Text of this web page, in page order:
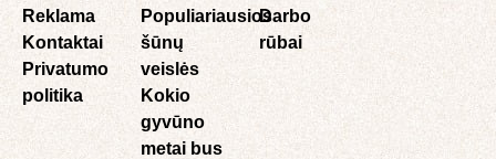
Reklama
Kontaktai
Privatumo
politika
Populiariausios
šūnų
veislės
Kokio
gyvūno
metai bus
Darbo
rūbai